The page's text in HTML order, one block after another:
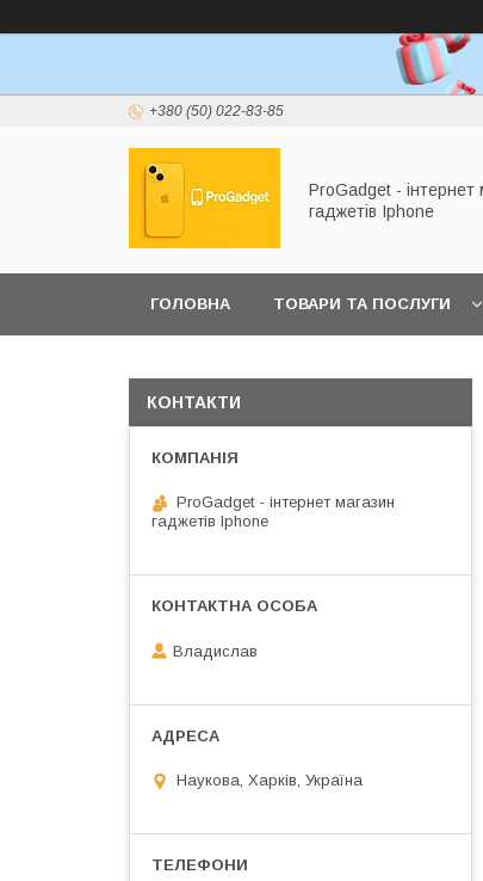
+380 (50) 022-83-85
ProGadget - iнтернет
гаджетів Iphone
ГОЛОВНА ТОВАРИ ТА ПОСЛУГИ
КОНТАКТИ
ProGadget - iнтернет магазин
гаджетів Iphone
Владислав
Наукова, Харків, Україна